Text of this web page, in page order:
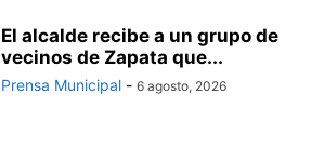
El alcalde recibe a un grupo de
vecinos de Zapata que...
Prensa Municipal - 6 agosto, 2026